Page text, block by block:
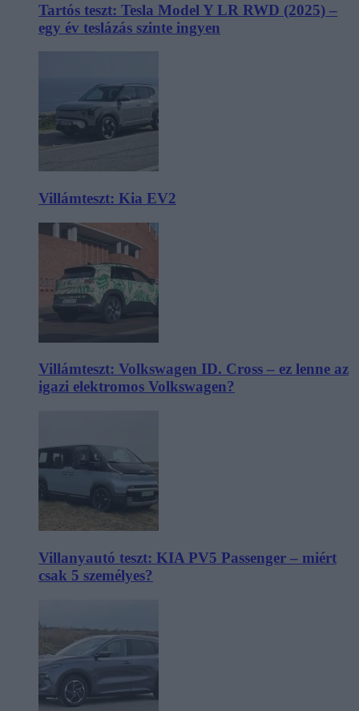
Tartós teszt: Tesla Model Y LR RWD (2025) –
egy év teslázás szinte ingyen
Villámteszt: Kia EV2
Villámteszt: Volkswagen ID. Cross – ez lenne az
igazi elektromos Volkswagen?
Villanyautó teszt: KIA PV5 Passenger – miért
csak 5 személyes?